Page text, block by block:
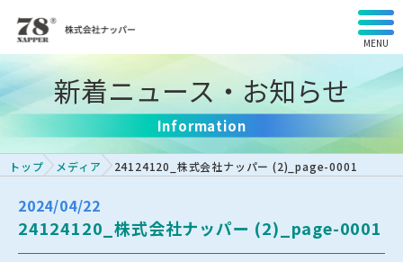
MENU
新着ニュース・お知らせ
Information
トップ メディア 24124120_株式会社ナッパー (2)_page-0001
2024/04/22
24124120_株式会社ナッパー (2)_page-0001